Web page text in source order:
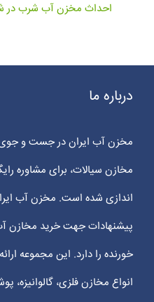
احداث مخزن آب شرب در
درباره ما
مخزن آب ایران در جست و جوی
مخازن سیالات، برای مشاوره
اندازی شده است. مخزن آب
پیشنهادات جهت خرید مخازن
خورنده را دارد. این مجموعه
انواع مخازن فلزی،